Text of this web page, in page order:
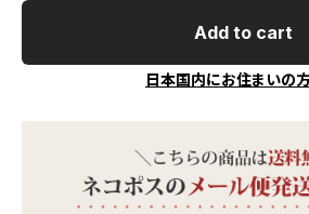
Add to cart
日本国内にお住まいの